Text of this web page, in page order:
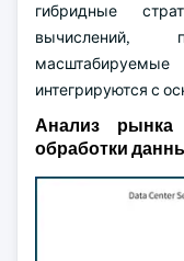
гибридные
вычислений,
интегрируются с
Анализ рынка
обработки